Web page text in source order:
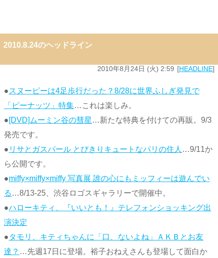
2010.8.24のヘッドライン
2010年8月24日 (火) 2:59 HEADLINE
●スヌーピーは4足歩行だった？8/28に世界ふしぎ発見で
「ピーナッツ」特集…これは楽しみ。
●[DVD]ムーミン谷の彗星 …新たな特典を付けての再販。9/3
発売です。
● リサとガスパール とびきりキュートなパリの住人 …9/11か
ら公開です。
●miffy×miffy×miffy 写真展 誰の心にもミッフィーは遊んでい
る …8/13-25、渋谷ロゴスギャラリーで開催中。
●ハローキティ、『いいとも！』テレフォンショッキング出
演決定
●タモリ、キティちゃんに「口、ないよね」ＡＫＢとお友
達？ …先週17日に登場。裕子おねえさんも登場して面白か